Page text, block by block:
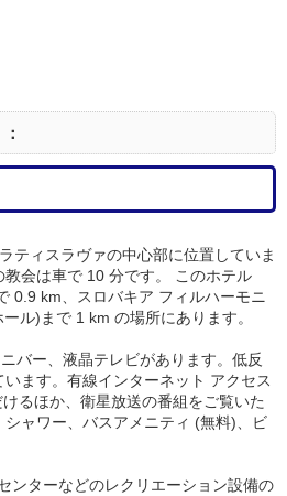
ティスラヴァの中心部に位置していま
会は車で 10 分です。 このホテル
0.9 km、スロバキア フィルハーモニ
ル)まで 1 km の場所にあります。
バー、液晶テレビがあります。低反
ます。有線インターネット アクセス
るほか、衛星放送の番組をご覧いた
ャワー、バスアメニティ (無料)、ビ
ンターなどのレクリエーション設備の